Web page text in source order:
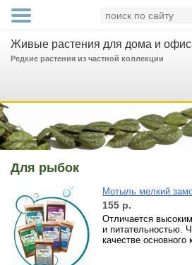
Живые растения для дома и
Редкие растения из частной коллекции
Для рыбок
Мотыль мелкий
155 р.
Отличается
и питательностью.
качестве основного